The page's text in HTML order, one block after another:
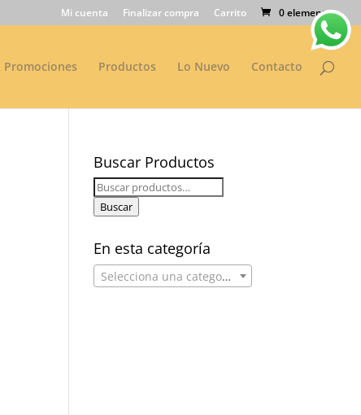
Mi cuenta Finalizar compra Carrito 0 elementos
Promociones Productos Lo Nuevo Contacto
Buscar Productos
Buscar
por:
Buscar
En esta categoría
Selecciona una categoría